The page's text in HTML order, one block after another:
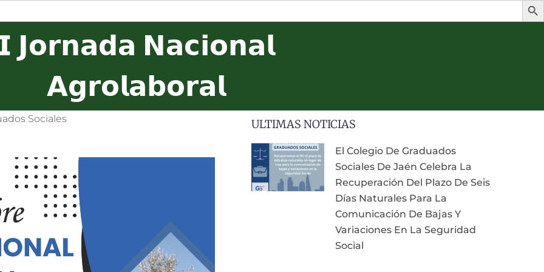
𝗜 𝗝𝗼𝗿𝗻𝗮𝗱𝗮 𝗡𝗮𝗰𝗶𝗼𝗻𝗮𝗹
𝗔𝗴𝗿𝗼𝗹𝗮𝗯𝗼𝗿𝗮𝗹
Sociales ULTIMAS NOTICIAS
El Colegio De Graduados
Sociales De Jaén Celebra La
Recuperación Del Plazo De Seis
Días Naturales Para La
Comunicación De Bajas Y
Variaciones En La Seguridad
Social